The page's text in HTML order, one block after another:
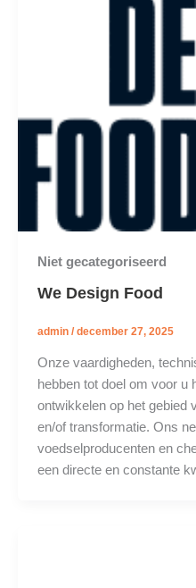
Niet gecategoriseerd
We Design Food
admin /december 27, 2025
Onze vaardigheden,
hebben tot doel om voor u
ontwikkelen op het gebied
en/of transformatie. Ons
voedselproducenten en
een directe en constante